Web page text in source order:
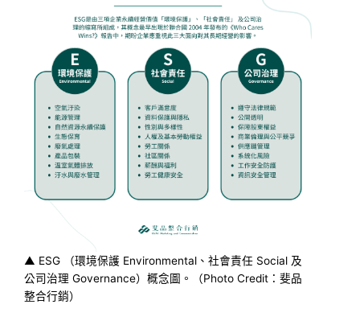
▲ ESG （環境保護 Environmental、社會責任 Social 及
公司治理 Governance）概念圖。（Photo Credit：斐品
整合行銷）